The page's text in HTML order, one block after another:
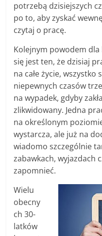
potrzebą dzisiejszych
po to, aby zyskać
czytaj o pracę.
Kolejnym powodem dla
się jest ten, że dzisiaj
na całe życie,
niepewnych czasów
na wypadek, gdyby
zlikwidowany. Jedna
na określonym
wystarcza, ale już na
wiadomo szczególnie
zabawkach, wyjazdach
zapomnieć.
Wielu
obecny
ch 30-
latków